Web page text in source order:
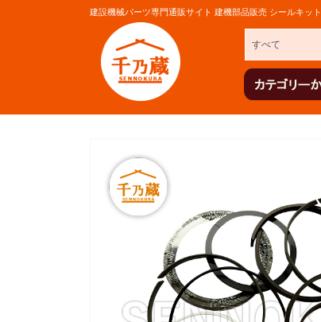
建設機械パーツ専門通販サイト 建機部品販売 シールキット